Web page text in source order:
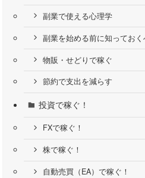
副業で使える心理学
副業を始める前に知っておく
物販・せどりで稼ぐ
節約で支出を減らす
投資で稼ぐ！
FXで稼ぐ！
株で稼ぐ！
自動売買（EA）で稼ぐ！